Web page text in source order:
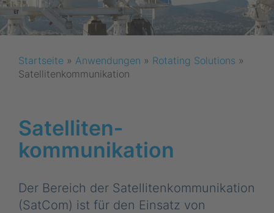
Startseite » Anwendungen » Rotating Solutions »
Satellitenkommunikation
Satelliten­
kommunikation
Der Bereich der Satellitenkommunikation
(SatCom) ist für den Einsatz von